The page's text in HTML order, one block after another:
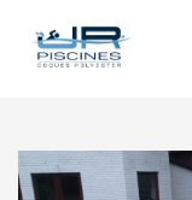
ACCUEIL